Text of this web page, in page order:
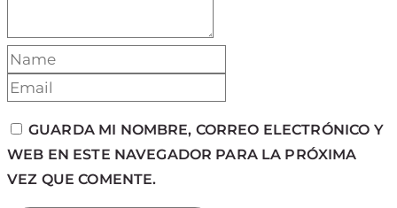
GUARDA MI NOMBRE, CORREO ELECTRÓNICO Y
WEB EN ESTE NAVEGADOR PARA LA PRÓXIMA
VEZ QUE COMENTE.